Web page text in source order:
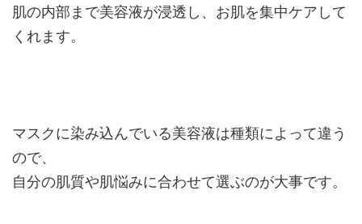
肌の内部まで美容液が浸透し、お肌を集中ケアして
くれます。
マスクに染み込んでいる美容液は種類によって違う
ので、
自分の肌質や肌悩みに合わせて選ぶのが大事です。